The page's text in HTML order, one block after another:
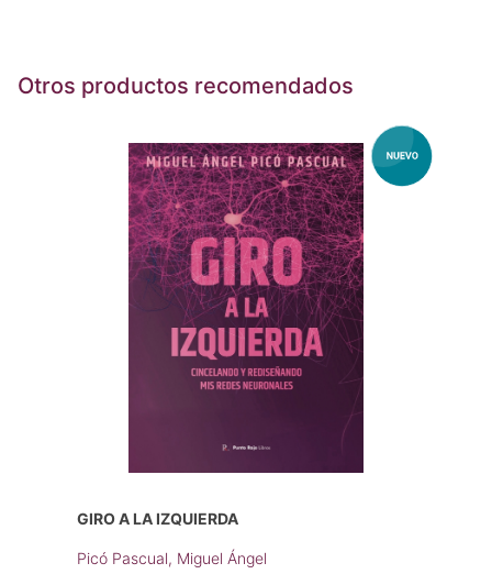
Otros productos recomendados
GIRO A LA IZQUIERDA
Picó Pascual, Miguel Ángel